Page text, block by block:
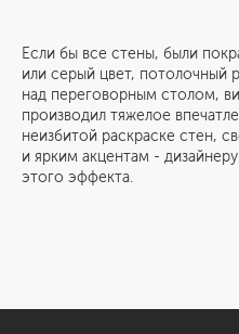
Если бы все стены, были
или серый цвет, потолочный
над переговорным столом,
производил тяжелое
неизбитой раскраске стен,
и ярким акцентам -
этого эффекта.